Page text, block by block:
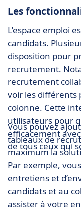
Les
L’espace emploi
candidats.
disposition pour
recrutement.
recrutement
voir les différents
colonne. Cette
utilisateurs pour
efficacement
de tous ceux qui
Vous pouvez
tableaux de
maximum la
Par exemple,
entretiens et
candidats et au
assister à votre